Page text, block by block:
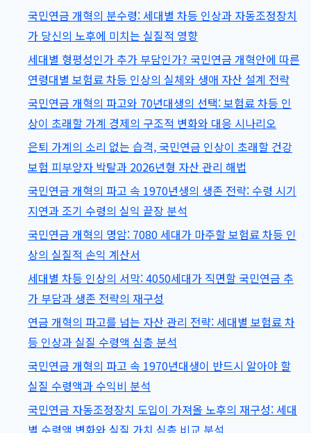
금
수
령
시
와
소
득
발
생
시
감
액
을
피
하
는
산
관
리
국민연금 개혁의 분수령: 세대별 차등 인상과 자동조정장치
가 당신의 노후에 미치는 실질적 영향
세대별 형평성인가 추가 부담인가? 국민연금 개혁안에 따른
연령대별 보험료 차등 인상의 실체와 생애 자산 설계 전략
국민연금 개혁의 파고와 70년대생의 선택: 보험료 차등 인
상이 초래할 가계 경제의 구조적 변화와 대응 시나리오
은퇴 가계의 소리 없는 습격, 국민연금 인상이 초래할 건강
보험 피부양자 박탈과 2026년형 자산 관리 해법
국민연금 개혁의 파고 속 1970년생의 생존 전략: 수령 시기
지연과 조기 수령의 실익 끝장 분석
국민연금 개혁의 명암: 7080 세대가 마주할 보험료 차등 인
상의 실질적 손익 계산서
세대별 차등 인상의 서막: 4050세대가 직면할 국민연금 추
가 부담과 생존 전략의 재구성
연금 개혁의 파고를 넘는 자산 관리 전략: 세대별 보험료 차
등 인상과 실질 수령액 심층 분석
국민연금 개혁의 파고 속 1970년대생이 반드시 알아야 할
실질 수령액과 수익비 분석
국민연금 자동조정장치 도입이 가져올 노후의 재구성: 세대
별 수령액 변화와 실질 가치 심층 비교 분석